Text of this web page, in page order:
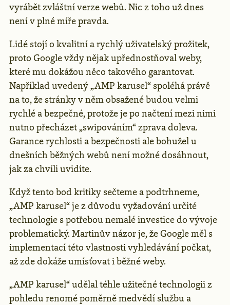
vyrábět zvláštní verze webů. Nic z toho už dnes
není v plné míře pravda.
Lidé stojí o kvalitní a rychlý uživatelský prožitek,
proto Google vždy nějak upřednostňoval weby,
které mu dokážou něco takového garantovat.
Například uvedený „AMP karusel“ spoléhá právě
na to, že stránky v něm obsažené budou velmi
rychlé a bezpečné, protože je po načtení mezi nimi
nutno přecházet „swipováním“ zprava doleva.
Garance rychlosti a bezpečnosti ale bohužel u
dnešních běžných webů není možné dosáhnout,
jak za chvíli uvidíte.
Když tento bod kritiky sečteme a podtrhneme,
„AMP karusel“ je z důvodu vyžadování určité
technologie s potřebou nemalé investice do vývoje
problematický. Martinův názor je, že Google měl s
implementací této vlastnosti vyhledávání počkat,
až zde dokáže umísťovat i běžné weby.
„AMP karusel“ udělal téhle užitečné technologii z
pohledu renomé poměrně medvědí službu a